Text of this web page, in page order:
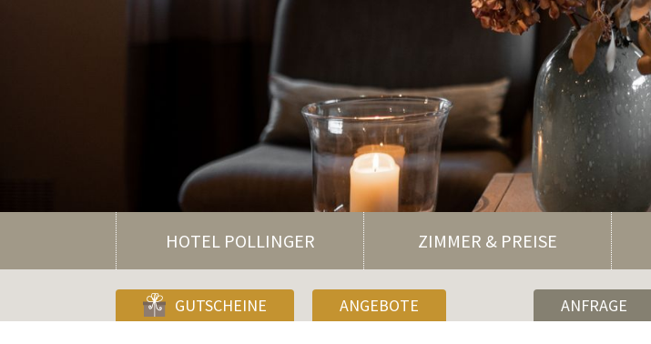
HOTEL POLLINGER ZIMMER & PREISE
GUTSCHEINE ANGEBOTE ANFRAGE